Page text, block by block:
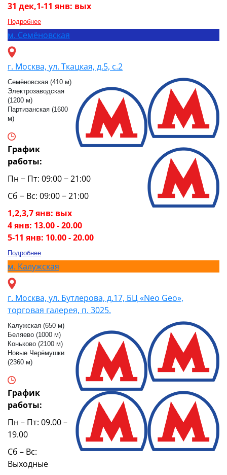
31 дек,1-11 янв: вых
Подробнее
м. Семёновская
г. Москва, ул. Ткацкая, д.5, с.2
Семёновская (410 м)
Электрозаводская
(1200 м)
Партизанская (1600
м)
График
работы:
Пн − Пт: 09:00 − 21:00
Сб − Вс: 09:00 − 21:00
1,2,3,7 янв: вых
4 янв: 13.00 - 20.00
5-11 янв: 10.00 - 20.00
Подробнее
м. Калужская
г. Москва, ул. Бутлерова, д.17, БЦ «Neo Geo»,
торговая галерея, п. 3025.
Калужская (650 м)
Беляево (1000 м)
Коньково (2100 м)
Новые Черёмушки
(2360 м)
График
работы:
Пн – Пт: 09.00 –
19.00
Сб – Вс:
Выходные